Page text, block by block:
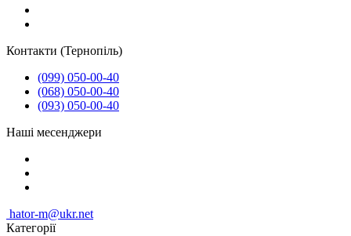
Контакти (Тернопіль)
(099) 050-00-40
(068) 050-00-40
(093) 050-00-40
Наші месенджери
hator-m@ukr.net
Категорії